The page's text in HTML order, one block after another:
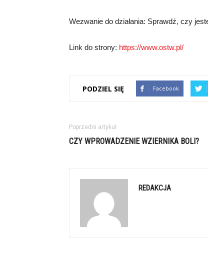
Wezwanie do działania: Sprawdź, czy
Link do strony: https://www.ostw.pl/
PODZIEL SIĘ Facebook
Poprzedni artykuł
CZY WPROWADZENIE WZIERNIKA BOLI?
REDAKCJA